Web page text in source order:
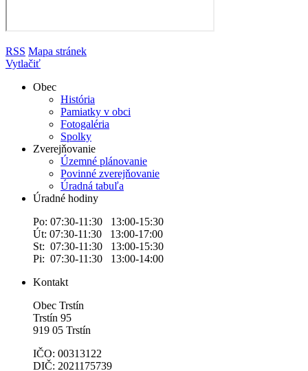
RSS Mapa stránek
Vytlačiť
Obec
História
Pamiatky v obci
Fotogaléria
Spolky
Zverejňovanie
Územné plánovanie
Povinné zverejňovanie
Úradná tabuľa
Úradné hodiny
Po: 07:30-11:30 13:00-15:30
Út: 07:30-11:30 13:00-17:00
St: 07:30-11:30 13:00-15:30
Pi: 07:30-11:30 13:00-14:00
Kontakt
Obec Trstín
Trstín 95
919 05 Trstín
IČO: 00313122
DIČ: 2021175739